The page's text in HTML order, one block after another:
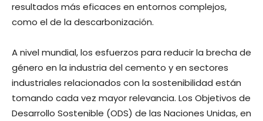
resultados más eficaces en entornos complejos,
como el de la descarbonización.
A nivel mundial, los esfuerzos para reducir la brecha de
género en la industria del cemento y en sectores
industriales relacionados con la sostenibilidad están
tomando cada vez mayor relevancia. Los Objetivos de
Desarrollo Sostenible (ODS) de las Naciones Unidas, en